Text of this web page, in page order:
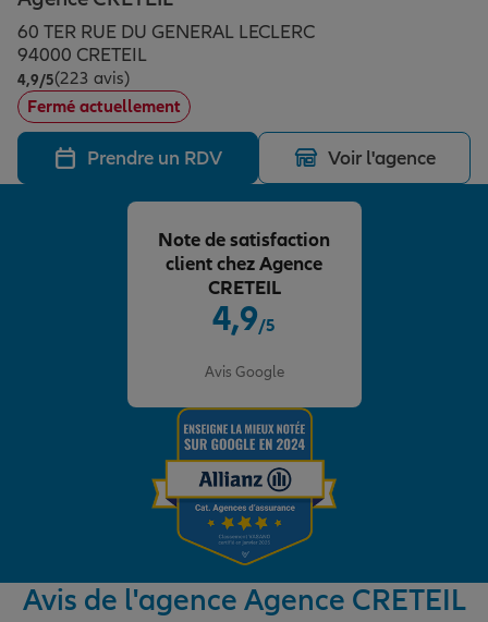
Assurance emprunteur
Prévoyance et dépendance
Assurance animal de compagnie
Protection de la famille
Protection juridique
Épargne & retraite
Plan épargne retraite
Assurance vie
Placements financiers
Investissements immobiliers
Transmission
Vos projets
Partir en vacances
Départ à la retraite
Préparer l’avenir
Conseil assurance
Assurance habitation
Le Pack Famille
Garantie des accidents de la vie
Allianz en France
60 TER RUE DU GENERAL LECLERC
94000 CRETEIL
4,9/5Note de 4.9 sur 5
(223 avis)
Fermé actuellement
Prendre un RDV Voir l'agence
4,9/5
Avis Google
Note de satisfaction
client chez Agence
CRETEIL
Avis de l'agence Agence CRETEIL